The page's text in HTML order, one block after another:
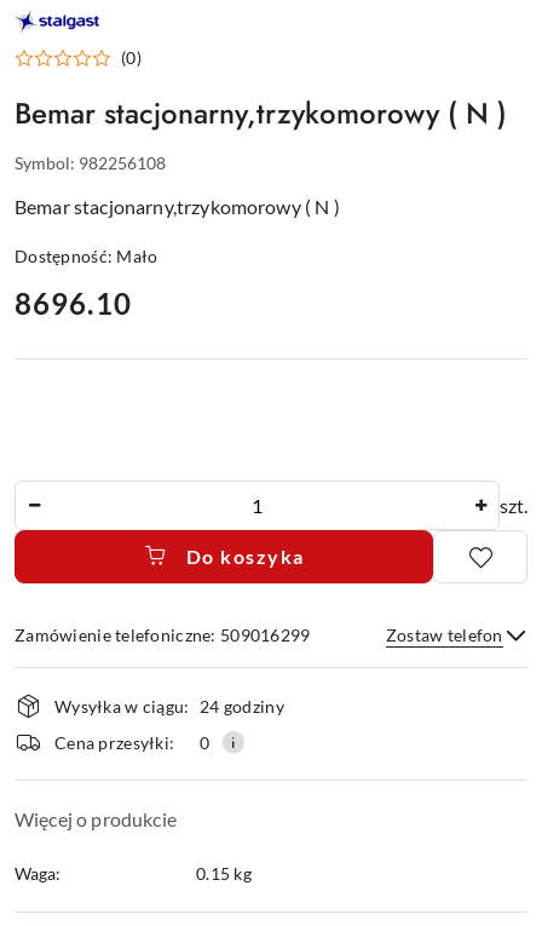
STALGAST
–
WYPOSAŻENIE
DLA
(0)
Bemar stacjonarny,trzykomorowy ( N )
Symbol: 982256108
Bemar stacjonarny,trzykomorowy ( N )
Dostępność: Mało
cena:
8696.10
szt.
Do koszyka
Zamówienie telefoniczne: 509016299 Zostaw telefon
Wyślij
Dostępność
i
dostawa
Wysyłka w ciągu:
24 godziny
Cena przesyłki:
0
Więcej o produkcie
Waga: 0.15 kg